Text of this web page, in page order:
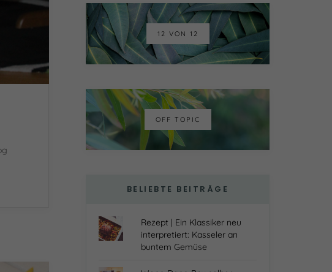
12 VON 12
OFF TOPIC
BELIEBTE BEITRÄGE
Rezept | Ein Klassiker neu
interpretiert: Kasseler an
buntem Gemüse